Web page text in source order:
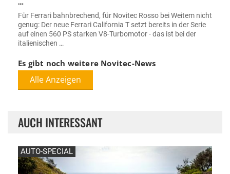
Für Ferrari bahnbrechend, für Novitec Rosso bei Weitem nicht
genug: Der neue Ferrari California T setzt bereits in der Serie
auf einen 560 PS starken V8-Turbomotor - das ist bei der
italienischen …
Es gibt noch weitere Novitec-News
Alle Anzeigen
AUCH INTERESSANT
AUTO-SPECIAL